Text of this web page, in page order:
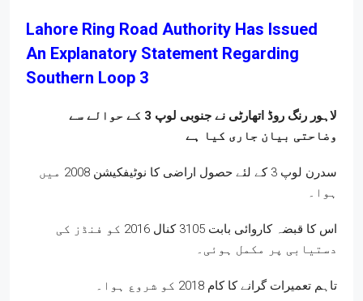
Lahore Ring Road Authority Has Issued
An Explanatory Statement Regarding
Southern Loop 3
لاہور رنگ روڈ اتھارٹی نے جنوبی لوپ 3 کے حوالے سے
وضاحتی بیان جاری کیا ہے
سدرن لوپ 3 کے لئے حصول اراضی کا نوٹیفکیشن 2008 میں
ہوا۔
اس کا قبضہ کاروائی بابت 3105 کنال 2016 کو فنڈز کی
دستیابی پر مکمل ہوئی۔
تاہم تعمیرات گرانے کا کام 2018 کو شروع ہوا۔